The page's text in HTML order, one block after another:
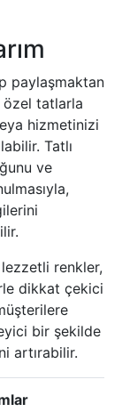
paylaşmaktan
tatlarla
hizmetinizi
Tatlı
ve
renkler,
dikkat çekici
bir şekilde
artırabilir.